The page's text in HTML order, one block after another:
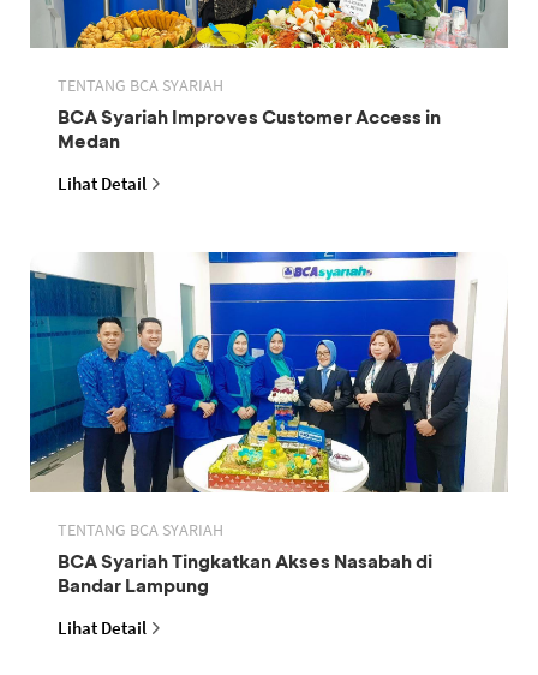
TENTANG BCA SYARIAH
BCA Syariah Improves Customer Access in
Medan
Lihat Detail
TENTANG BCA SYARIAH
BCA Syariah Tingkatkan Akses Nasabah di
Bandar Lampung
Lihat Detail